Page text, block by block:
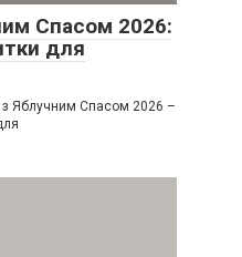
Спасом 2026:
для
з Яблучним Спасом 2026 –